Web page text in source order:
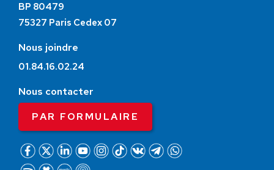
BP 80479
75327 Paris Cedex 07
Nous joindre
01.84.16.02.24
Nous contacter
PAR FORMULAIRE